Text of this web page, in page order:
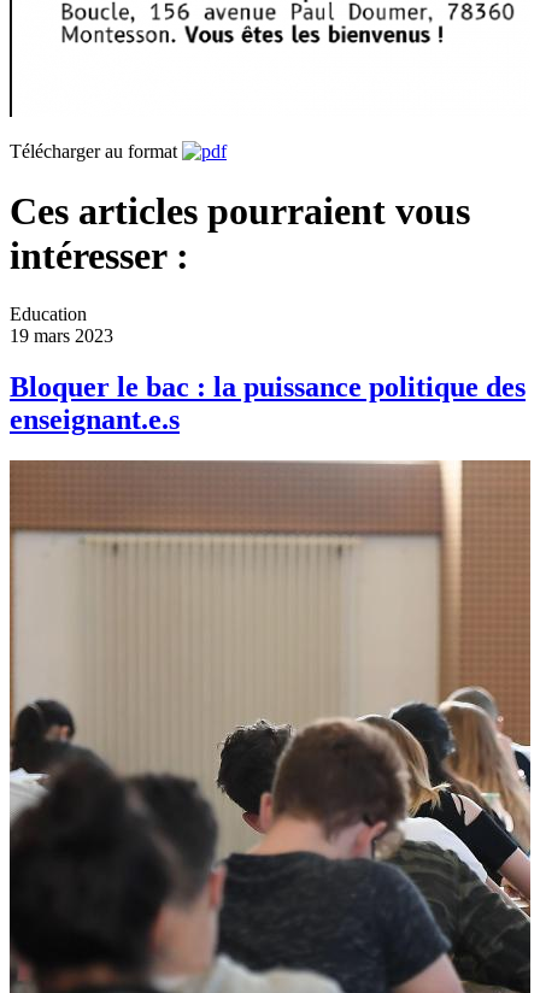
Télécharger au format
Ces articles pourraient vous
intéresser :
Education
19 mars 2023
Bloquer le bac : la puissance politique des
enseignant.e.s